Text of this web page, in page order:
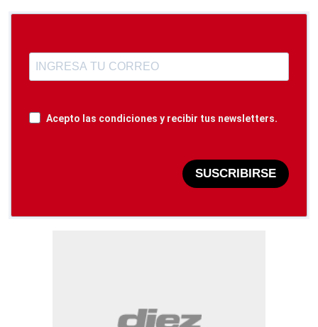
Acepto las condiciones y recibir tus newsletters.
SUSCRIBIRSE